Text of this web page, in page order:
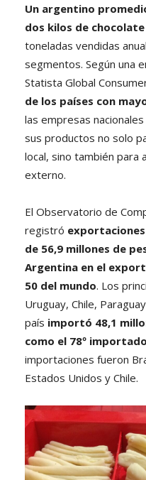
Un argentino
dos kilos de
toneladas vendidas
segmentos. Según una
Statista Global
de los países con
las empresas
sus productos no solo
local, sino también para
externo.
El Observatorio de
registró
de 56,9 millones de
Argentina en el
50 del mundo. Los
Uruguay, Chile,
país importó 48,1
como el 78º
importaciones fueron
Estados Unidos y Chile.